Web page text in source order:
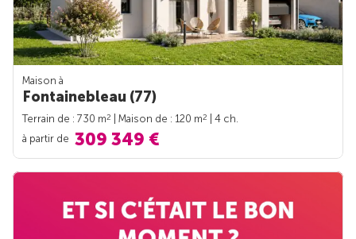
Maison à
Fontainebleau (77)
Terrain de : 730 m2 | Maison de : 120 m2
| 4 ch.
à partir de 309 349 €